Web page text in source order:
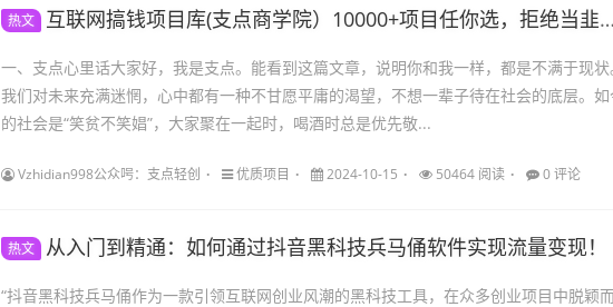
热文 互联网搞钱项目库(支点商学院）10000+项目任你选，拒绝当韭菜，告别信息差
一、支点心里话大家好，我是支点。能看到这篇文章，说明你和我一样，都是不满于现状
我们对未来充满迷惘，心中都有一种不甘愿平庸的渴望，不想一辈子待在社会的底层。如
的社会是“笑贫不笑娼”，大家聚在一起时，喝酒时总是优先敬...
Vzhidian998公众呺：支点轻创 优质项目 2024-10-15 50464 阅读 0 评论
热文 从入门到精通：如何通过抖音黑科技兵马俑软件实现流量变现！
“抖音黑科技兵马俑作为一款引领互联网创业风潮的黑科技工具，在众多创业项目中脱颖